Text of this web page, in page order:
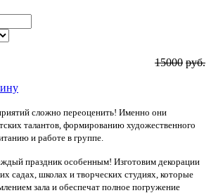
15000 руб.
сложно переоценить! Именно они
талантов, формированию художественного
и работе в группе.
праздник особенным! Изготовим декорации
садах, школах и творческих студиях, которые
зала и обеспечат полное погружение